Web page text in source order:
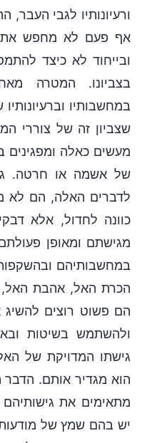
ורעיונותיו לגבי העבר,
אף פעם לא מחפש את
ובייחוד לא כיצד
בצביונו. המטרה
במחשבותיו
שצביון זה של צוררי
מעשים כאלה ומפגינים
של אשמה או חרטה.
לדברים האלה, הם לא
כוונה לחדול, אלא
מגישתם ומאופן
במחשבותיהם
הכרת האל, אהבת
הם פשוט רוצים
ולהשתמש בשיטות
גישתו המדויקת של
הוא מגדיר אותם.
מתאימים את
יש בהם שמץ של